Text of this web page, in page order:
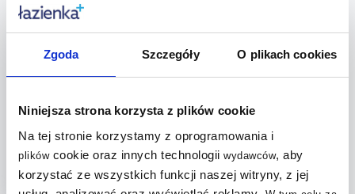
Zgoda Szczegóły O plikach cookies
Niniejsza strona korzysta z plików cookie
Na tej stronie korzystamy z oprogramowania i
plikówcookie oraz innych technologii wydawców, aby
korzystać ze wszystkich funkcji naszej witryny, z jej
Dostępność:24h!
94,26 zł
Cena kat.:131,76 zł